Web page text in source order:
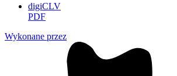
digiCLV
PDF
Wykonane przez